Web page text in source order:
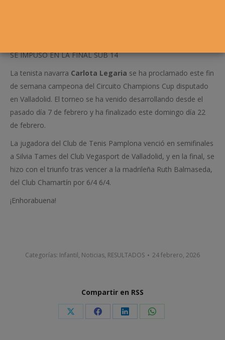
SE IMPUSO EN LA FINAL SUB 14
La tenista navarra Carlota Legaria se ha proclamado este fin
de semana campeona del Circuito Champions Cup disputado
en Valladolid. El torneo se ha venido desarrollando desde el
pasado día 7 de febrero y ha finalizado este domingo día 22
de febrero.
La jugadora del Club de Tenis Pamplona venció en semifinales
a Silvia Tames del Club Vegasport de Valladolid, y en la final, se
hizo con el triunfo tras vencer a la madrileña Ruth Balmaseda,
del Club Chamartín por 6/4 6/4.
¡Enhorabuena!
Categorías: Infantil, Noticias, RESULTADOS 24 febrero, 2026
Compartir en RSS
Share Share Share Share